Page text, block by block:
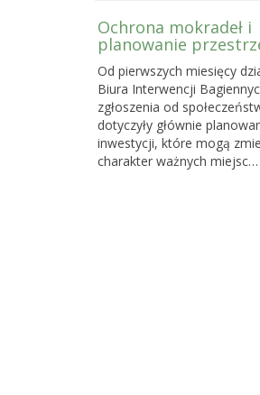
Ochrona mokradeł i
planowanie
Od pierwszych miesięcy
Biura Interwencji
zgłoszenia od
dotyczyły głównie
inwestycji, które mogą
charakter ważnych miejsc…